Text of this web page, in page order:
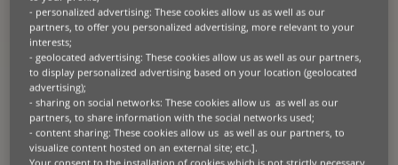
Leasing Solutions.
Mirco Fusari, 46 ans, possède plus de 21 ans d’expérience dans le
secteur du leasing. Après une première expérience dans une banque
italienne, il rejoint BNP Paribas Leasing Solutions en 2000. Au cours
de ses premières années chez BNP Paribas Leasing Solutions, il
occupe différents postes au sein du département financier. En 2003, il
fait partie de l’équipe Accounting, Reporting and Regulatory Affairs et
devient Head of ALM & Management Control en 2004.
- personalized advertising: These cookies allow us as well as our
partners, to offer you personalized advertising, more relevant to your
interests;
- geolocated advertising: These cookies allow us as well as our partners,
to display personalized advertising based on your location (geolocated
advertising);
- sharing on social networks: These cookies allow us as well as our
partners, to share information with the social networks used;
- content sharing: These cookies allow us as well as our partners, to
visualize content hosted on an external site; etc.].